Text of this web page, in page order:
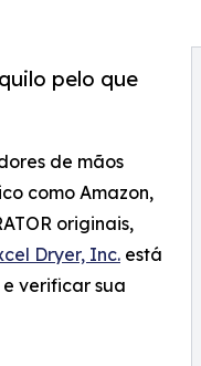
pelo que
de mãos
como Amazon,
originais,
Dryer, Inc. está
verificar sua